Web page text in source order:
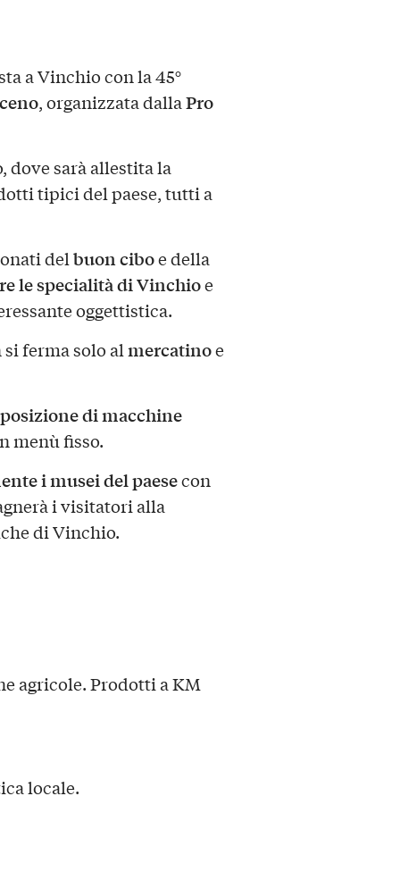
a Vinchio con la 45°
, organizzata dallaPro
dove sarà allestita la
tipici del paese, tutti a
delbuon ciboe della
le specialità di Vinchioe
oggettistica.
si ferma solo almercatinoe
di macchine
menù fisso.
i musei del paesecon
i visitatori alla
di Vinchio.
agricole. Prodotti a KM
locale.